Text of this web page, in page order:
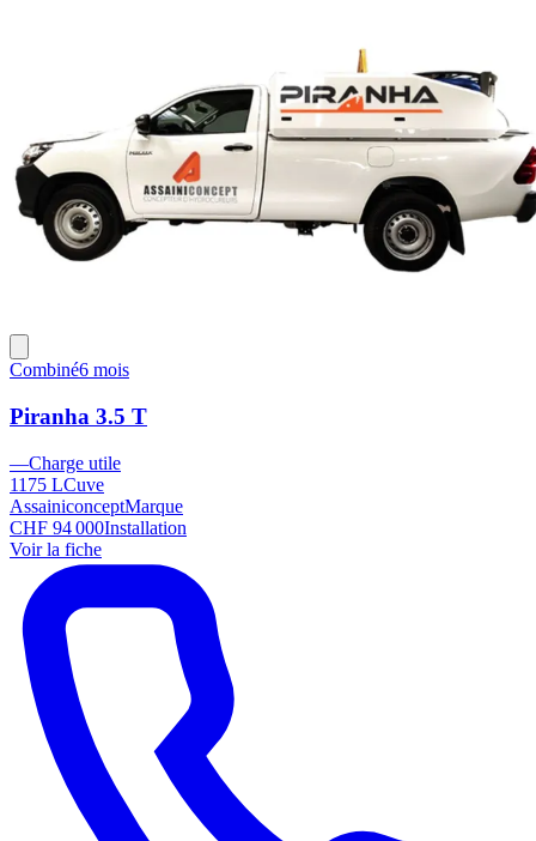
Combiné6 mois
Piranha 3.5 T
—Charge utile
1175 LCuve
AssainiconceptMarque
CHF 94 000Installation
Voir la fiche